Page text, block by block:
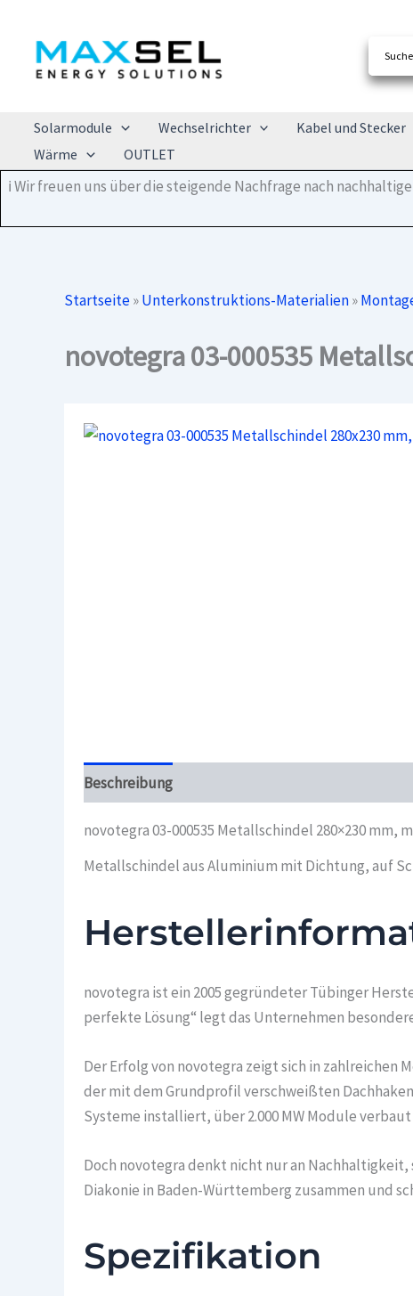
Inhalt
springen
Solarmodule Wechselrichter Kabel und Stecker
Wärme
OUTLET
ℹ️ Wir freuen uns über die steigende Nachfrage nach
Startseite»Unterkonstruktions-Materialien»
novotegra 03-000535
Beschreibung
novotegra 03-000535 Metallschindel 280×230 mm,
Metallschindel aus Aluminium mit Dichtung, auf
novotegra ist ein 2005 gegründeter Tübinger
perfekte Lösung“ legt das Unternehmen
Der Erfolg von novotegra zeigt sich in
der mit dem Grundprofil verschweißten
Systeme installiert, über 2.000 MW Module
Doch novotegra denkt nicht nur an
Diakonie in Baden-Württemberg zusammen und
Spezifikation